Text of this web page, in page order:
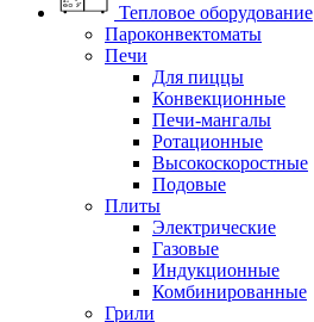
Тепловое оборудование
Пароконвектоматы
Печи
Для пиццы
Конвекционные
Печи-мангалы
Ротационные
Высокоскоростные
Подовые
Плиты
Электрические
Газовые
Индукционные
Комбинированные
Грили